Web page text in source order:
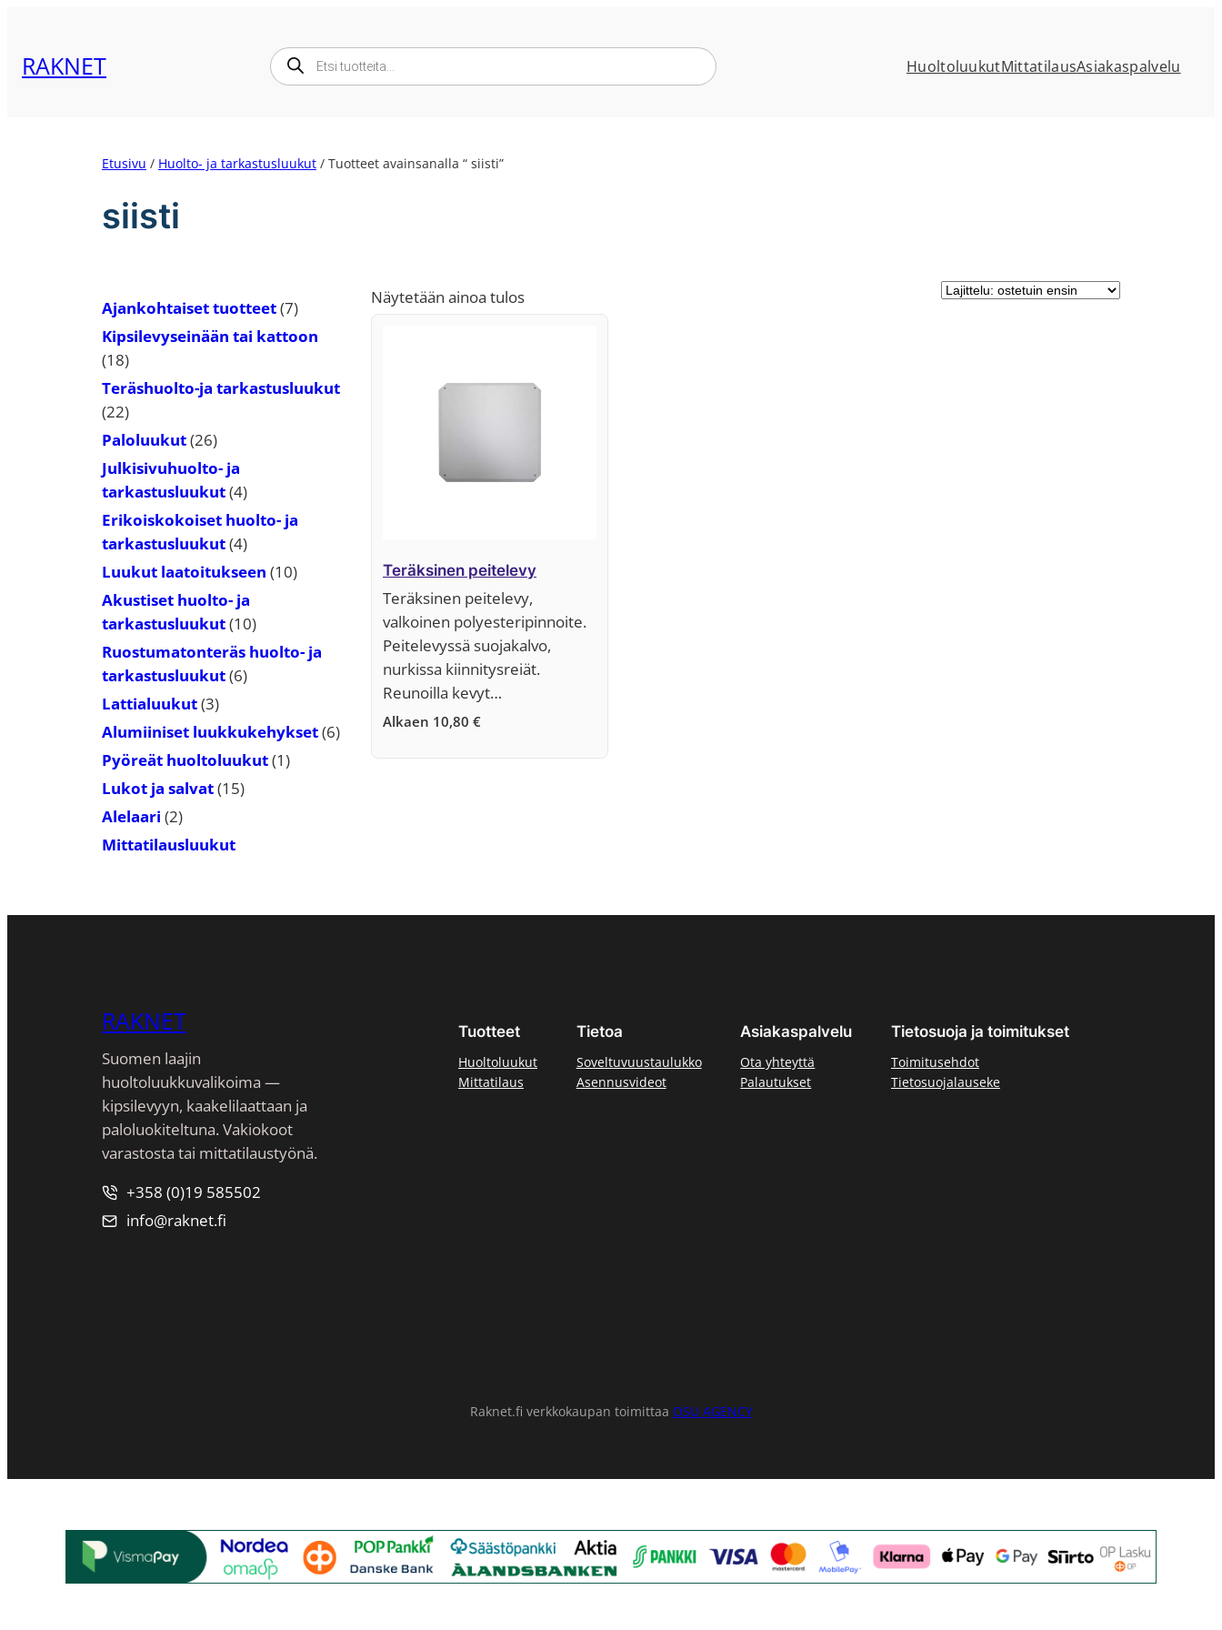
RAKNET Products
search HuoltoluukutMittatilausAsiakaspalvelu
Etusivu / Huolto- ja tarkastusluukut / Tuotteet avainsanalla “ siisti”
siisti
Ajankohtaiset tuotteet 77
tuotetta
Kipsilevyseinään tai kattoon
1818
tuotetta
Teräshuolto-ja tarkastusluukut
2222
tuotetta
Paloluukut 2626
tuotetta
Julkisivuhuolto- ja
tarkastusluukut 44
tuotetta
Erikoiskokoiset huolto- ja
tarkastusluukut 44
tuotetta
Luukut laatoitukseen 1010
Akustiset huolto- ja
tarkastusluukut 1010
tuotetta
Ruostumatonteräs huolto- ja
tarkastusluukut 66
Lattialuukut 33
tuotetta
Alumiiniset luukkukehykset 66
Pyöreät huoltoluukut 11
Lukot ja salvat 1515
Alelaari 22
tuotetta
Mittatilausluukut
Näytetään ainoa tulos
Teräksinen peitelevy
Teräksinen peitelevy,
valkoinen polyesteripinnoite.
Peitelevyssä suojakalvo,
nurkissa kiinnitysreiät.
Reunoilla kevyt…
Alkaen 10,80 €
RAKNET
Suomen laajin
huoltoluukkuvalikoima —
kipsilevyyn, kaakeli­laattaan ja
paloluokiteltuna. Vakiokoot
varastosta tai mittatilaustyönä.
+358 (0)19 585502
info@raknet.fi
Tuotteet
Huoltoluukut
Mittatilaus
Tietoa
Soveltuvuustaulukko
Asennusvideot
Asiakaspalvelu
Ota yhteyttä
Palautukset
Tietosuoja ja toimitukset
Toimitusehdot
Tietosuojalauseke
Raknet.fi verkkokaupan toimittaa OSU AGENCY